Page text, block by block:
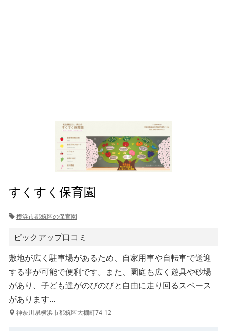
すくすく保育園
横浜市都筑区の保育園
ピックアップ口コミ
敷地が広く駐車場があるため、自家用車や自転車で送迎
する事が可能で便利です。また、園庭も広く遊具や砂場
があり、子ども達がのびのびと自由に走り回るスペース
があります…
神奈川県横浜市都筑区大棚町74-12